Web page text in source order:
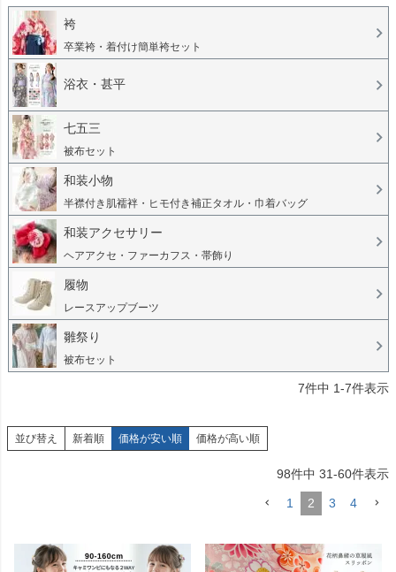
袴
卒業袴・着付け簡単袴セット
浴衣・甚平
七五三
被布セット
和装小物
半襟付き肌襦袢・ヒモ付き補正タオル・巾着バッグ
和装アクセサリー
ヘアアクセ・ファーカフス・帯飾り
履物
レースアップブーツ
雛祭り
被布セット
7件中 1-7件表示
並び替え 新着順 価格が安い順 価格が高い順
98件中 31-60件表示
1 2 3 4